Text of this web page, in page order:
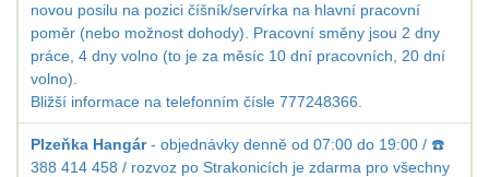
novou posilu na pozici číšník/servírka na hlavní pracovní
poměr (nebo možnost dohody). Pracovní směny jsou 2 dny
práce, 4 dny volno (to je za měsíc 10 dní pracovních, 20 dní
volno).
Bližší informace na telefonním čísle 777248366.
Plzeňka Hangár- objednávky denně od 07:00 do 19:00 / ☎️
388 414 458 / rozvoz po Strakonicích je zdarma pro všechny